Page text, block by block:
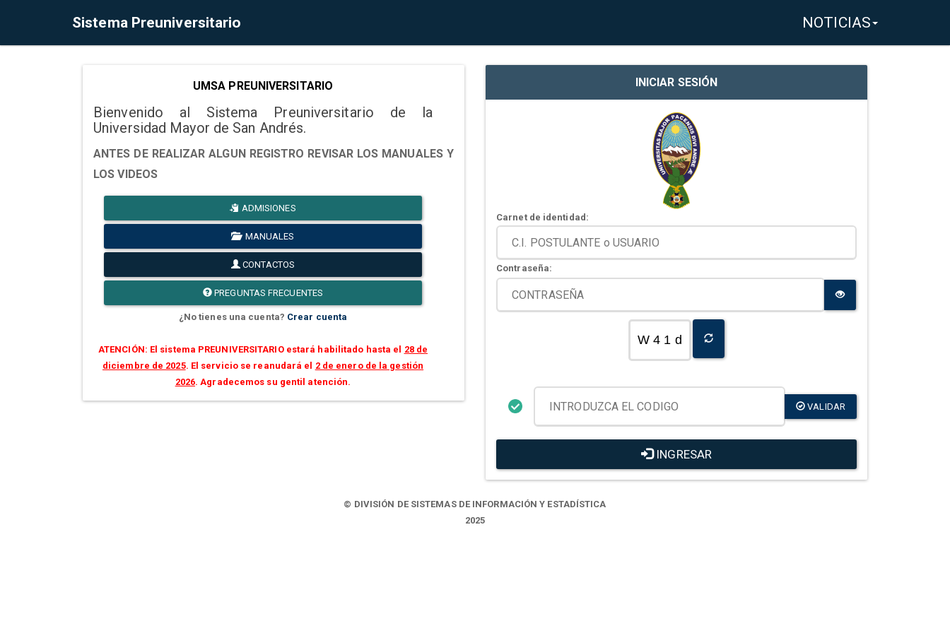
Sistema Preuniversitario NOTICIAS
UMSA PREUNIVERSITARIO
Bienvenido al Sistema Preuniversitario de la
Universidad Mayor de San Andrés.
ANTES DE REALIZAR ALGUN REGISTRO REVISAR LOS MANUALES Y
LOS VIDEOS
ADMISIONES
MANUALES
CONTACTOS
PREGUNTAS FRECUENTES
¿No tienes una cuenta? Crear cuenta
ATENCIÓN: El sistema PREUNIVERSITARIO estará habilitado hasta el 28 de
diciembre de 2025. El servicio se reanudará el 2 de enero de la gestión
2026. Agradecemos su gentil atención.
INICIAR SESIÓN
Carnet de identidad:
Contraseña:
W 4 1 d
VALIDAR
INGRESAR
© DIVISIÓN DE SISTEMAS DE INFORMACIÓN Y ESTADÍSTICA
2025